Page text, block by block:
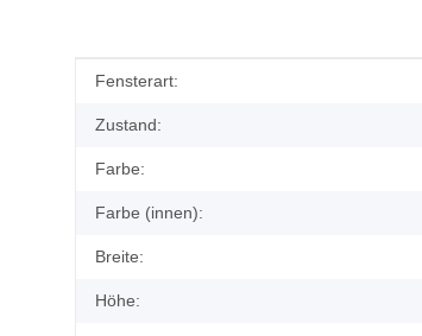
Produkteigenschaft
Wert
Fensterart:
Zustand:
Farbe:
Farbe (innen):
Breite:
Höhe: